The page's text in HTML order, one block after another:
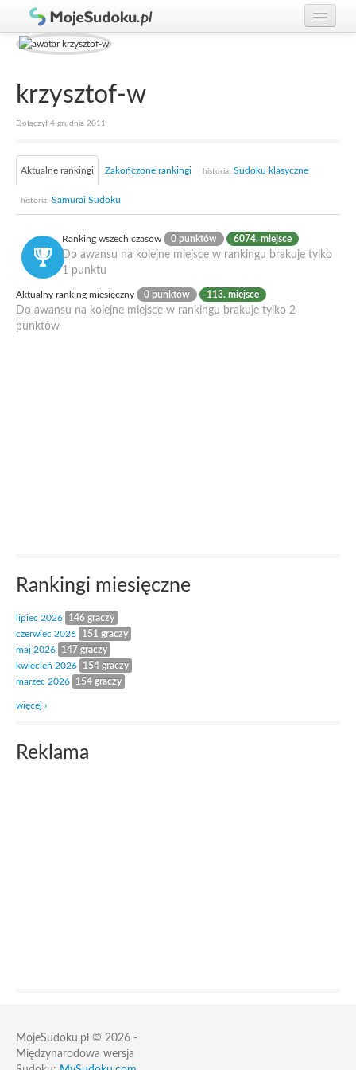
Graj w Sudoku!
krzysztof-w
Dołączył 4 grudnia 2011
Aktualne rankingi Zakończone rankingi historia: Sudoku klasyczne
historia: Samurai Sudoku
Ranking wszech czasów 0 punktów 6074. miejsce
Do awansu na kolejne miejsce w rankingu brakuje tylko
1 punktu
Aktualny ranking miesięczny 0 punktów 113. miejsce
Do awansu na kolejne miejsce w rankingu brakuje tylko 2
punktów
Rankingi miesięczne
lipiec 2026
146 graczy
czerwiec 2026
151 graczy
maj 2026
147 graczy
kwiecień 2026
154 graczy
marzec 2026
154 graczy
więcej ›
Reklama
MojeSudoku.pl © 2026 -
Międzynarodowa wersja